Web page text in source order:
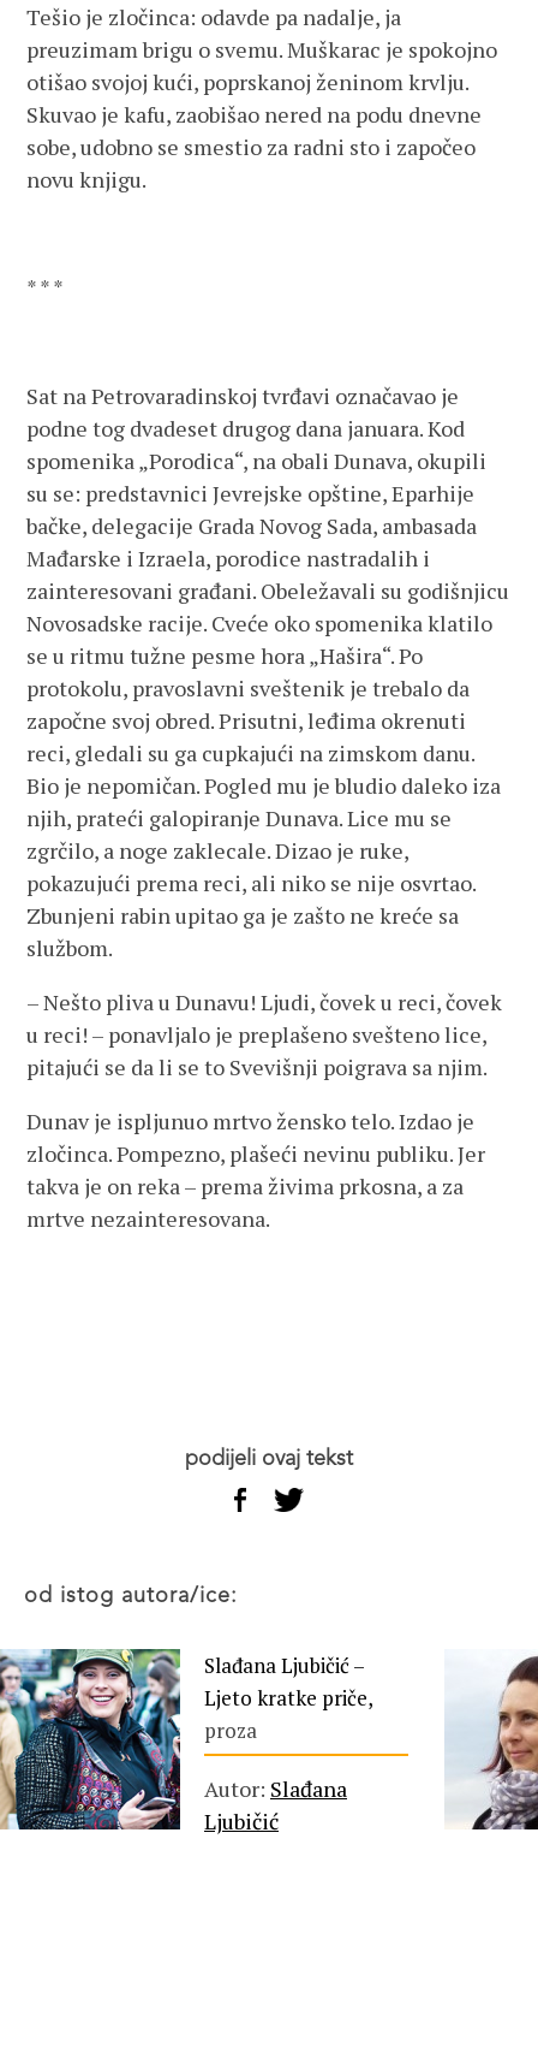
Tešio je zločinca: odavde pa nadalje, ja
preuzimam brigu o svemu. Muškarac je spokojno
otišao svojoj kući, poprskanoj ženinom krvlju.
Skuvao je kafu, zaobišao nered na podu dnevne
sobe, udobno se smestio za radni sto i započeo
novu knjigu.
* * *
Sat na Petrovaradinskoj tvrđavi označavao je
podne tog dvadeset drugog dana januara. Kod
spomenika „Porodica“, na obali Dunava, okupili
su se: predstavnici Jevrejske opštine, Eparhije
bačke, delegacije Grada Novog Sada, ambasada
Mađarske i Izraela, porodice nastradalih i
zainteresovani građani. Obeležavali su godišnjicu
Novosadske racije. Cveće oko spomenika klatilo
se u ritmu tužne pesme hora „Hašira“. Po
protokolu, pravoslavni sveštenik je trebalo da
započne svoj obred. Prisutni, leđima okrenuti
reci, gledali su ga cupkajući na zimskom danu.
Bio je nepomičan. Pogled mu je bludio daleko iza
njih, prateći galopiranje Dunava. Lice mu se
zgrčilo, a noge zaklecale. Dizao je ruke,
pokazujući prema reci, ali niko se nije osvrtao.
Zbunjeni rabin upitao ga je zašto ne kreće sa
službom.
– Nešto pliva u Dunavu! Ljudi, čovek u reci, čovek
u reci! – ponavljalo je preplašeno svešteno lice,
pitajući se da li se to Svevišnji poigrava sa njim.
Dunav je ispljunuo mrtvo žensko telo. Izdao je
zločinca. Pompezno, plašeći nevinu publiku. Jer
takva je on reka – prema živima prkosna, a za
mrtve nezainteresovana.
podijeli ovaj tekst
od istog autora/ice:
Slađana Ljubičić –
Ljeto kratke priče,
proza
Autor: Slađana
Ljubičić